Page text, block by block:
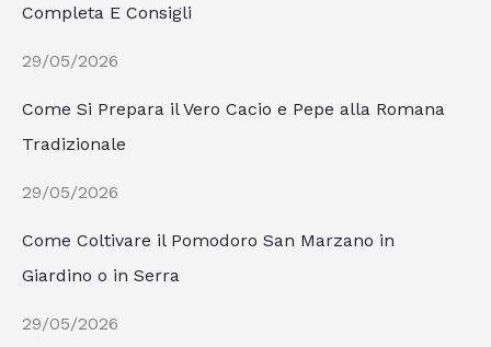
Completa E Consigli
29/05/2026
Come Si Prepara il Vero Cacio e Pepe alla Romana
Tradizionale
29/05/2026
Come Coltivare il Pomodoro San Marzano in
Giardino o in Serra
29/05/2026